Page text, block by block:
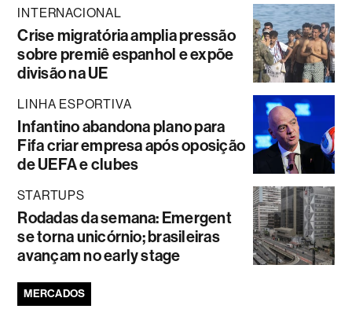
INTERNACIONAL
Crise migratória amplia pressão
sobre premiê espanhol e expõe
divisão na UE
LINHA ESPORTIVA
Infantino abandona plano para
Fifa criar empresa após oposição
de UEFA e clubes
STARTUPS
Rodadas da semana: Emergent
se torna unicórnio; brasileiras
avançam no early stage
MERCADOS